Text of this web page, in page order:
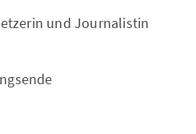
und Journalistin